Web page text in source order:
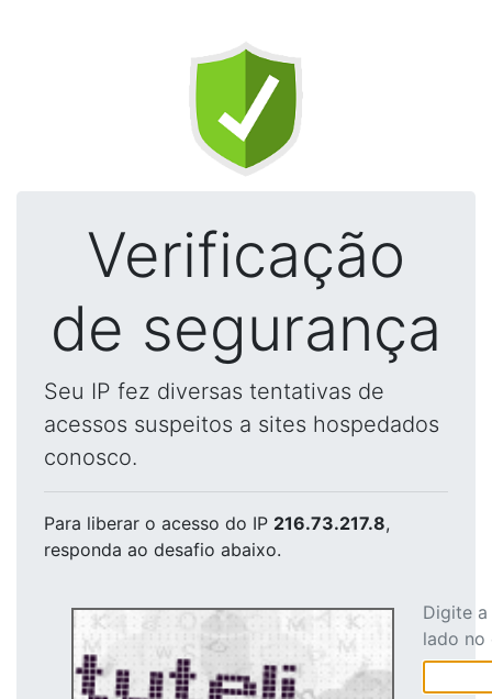
Verificação
de segurança
Seu IP fez diversas tentativas de
acessos suspeitos a sites hospedados
conosco.
Para liberar o acesso do IP 216.73.217.8,
responda ao desafio abaixo.
Digite
lado no